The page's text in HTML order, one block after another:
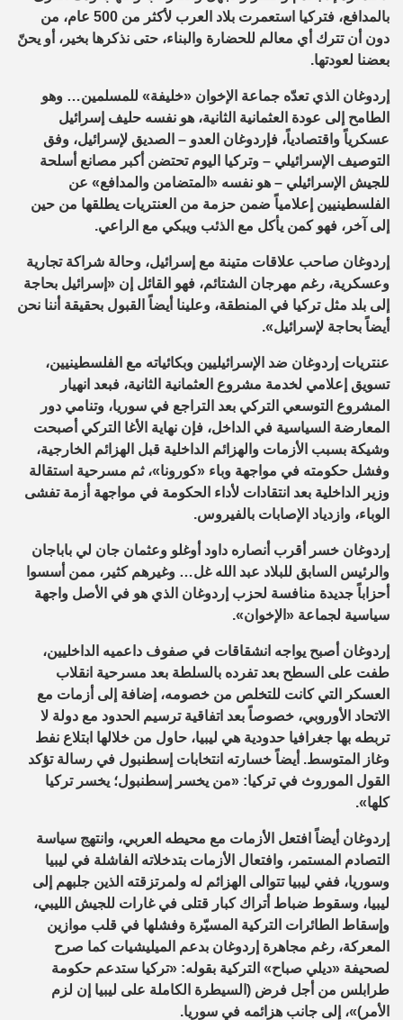
بالمدافع، فتركيا استعمرت بلاد العرب لأكثر من 500 عام، من
دون أن تترك أي معالم للحضارة والبناء، حتى نذكرها بخير، أو يحنّ
بعضنا لعودتها.
إردوغان الذي تعدّه جماعة الإخوان «خليفة» للمسلمين… وهو
الطامح إلى عودة العثمانية الثانية، هو نفسه حليف إسرائيل
عسكرياً واقتصادياً، فإردوغان العدو – الصديق لإسرائيل، وفق
التوصيف الإسرائيلي – وتركيا اليوم تحتضن أكبر مصانع أسلحة
للجيش الإسرائيلي – هو نفسه «المتضامن والمدافع» عن
الفلسطينيين إعلامياً ضمن حزمة من العنتريات يطلقها من حين
إلى آخر، فهو كمن يأكل مع الذئب ويبكي مع الراعي.
إردوغان صاحب علاقات متينة مع إسرائيل، وحالة شراكة تجارية
وعسكرية، رغم مهرجان الشتائم، فهو القائل إن «إسرائيل بحاجة
إلى بلد مثل تركيا في المنطقة، وعلينا أيضاً القبول بحقيقة أننا نحن
أيضاً بحاجة لإسرائيل».
عنتريات إردوغان ضد الإسرائيليين وبكائياته مع الفلسطينيين،
تسويق إعلامي لخدمة مشروع العثمانية الثانية، فبعد انهيار
المشروع التوسعي التركي بعد التراجع في سوريا، وتنامي دور
المعارضة السياسية في الداخل، فإن نهاية الأغا التركي أصبحت
وشيكة بسبب الأزمات والهزائم الداخلية قبل الهزائم الخارجية،
وفشل حكومته في مواجهة وباء «كورونا»، ثم مسرحية استقالة
وزير الداخلية بعد انتقادات لأداء الحكومة في مواجهة أزمة تفشى
الوباء، وازدياد الإصابات بالفيروس.
إردوغان خسر أقرب أنصاره داود أوغلو وعثمان جان لي باباجان
والرئيس السابق للبلاد عبد الله غل… وغيرهم كثير، ممن أسسوا
أحزاباً جديدة منافسة لحزب إردوغان الذي هو في الأصل واجهة
سياسية لجماعة «الإخوان».
إردوغان أصبح يواجه انشقاقات في صفوف داعميه الداخليين،
طفت على السطح بعد تفرده بالسلطة بعد مسرحية انقلاب
العسكر التي كانت للتخلص من خصومه، إضافة إلى أزمات مع
الاتحاد الأوروبي، خصوصاً بعد اتفاقية ترسيم الحدود مع دولة لا
تربطه بها جغرافيا حدودية هي ليبيا، حاول من خلالها ابتلاع نفط
وغاز المتوسط. أيضاً خسارته انتخابات إسطنبول في رسالة تؤكد
القول الموروث في تركيا: «من يخسر إسطنبول؛ يخسر تركيا
كلها».
إردوغان أيضاً افتعل الأزمات مع محيطه العربي، وانتهج سياسة
التصادم المستمر، وافتعال الأزمات بتدخلاته الفاشلة في ليبيا
وسوريا، ففي ليبيا تتوالى الهزائم له ولمرتزقته الذين جلبهم إلى
ليبيا، وسقوط ضباط أتراك كبار قتلى في غارات للجيش الليبي،
وإسقاط الطائرات التركية المسيّرة وفشلها في قلب موازين
المعركة، رغم مجاهرة إردوغان بدعم الميليشيات كما صرح
لصحيفة «ديلي صباح» التركية بقوله: «تركيا ستدعم حكومة
طرابلس من أجل فرض (السيطرة الكاملة على ليبيا إن لزم
الأمر)»، إلى جانب هزائمه في سوريا.